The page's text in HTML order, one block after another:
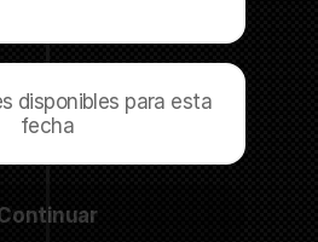
disponibles para esta
fecha